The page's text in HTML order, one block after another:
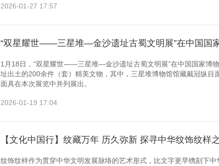
2026-01-27 17:57
“双星耀世——三星堆—金沙遗址古蜀文明展”在中国国
1月18日，“双星耀世——三星堆—金沙遗址古蜀文明展”在中国国家博
址出土的200余件（套）精美文物，其中，三星堆博物馆馆藏戴冠纵目
面具在本次展览中并列展出。
2026-01-19 17:04
【文化中国行】纹藏万年 历久弥新 探寻中华纹饰纹样
纹饰纹样作为贯穿中华文明发展脉络的艺术形式，比文字更早镌刻下